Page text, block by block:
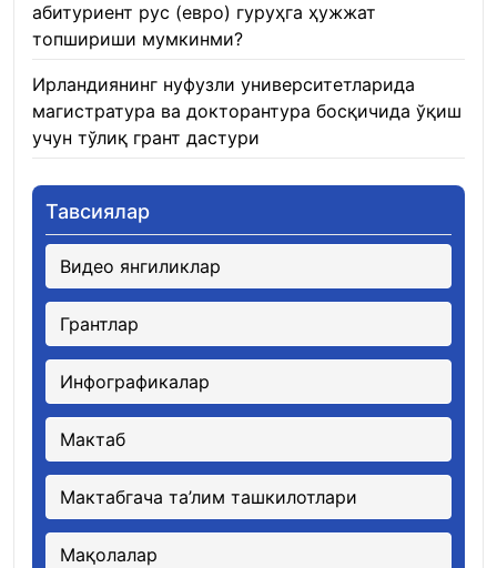
абитуриент рус (евро) гуруҳга ҳужжат
топшириши мумкинми?
Ирландиянинг нуфузли университетларида
магистратура ва докторантура босқичида ўқиш
учун тўлиқ грант дастури
Тавсиялар
Видео янгиликлар
Грантлар
Инфографикалар
Мактаб
Мактабгача та’лим ташкилотлари
Мақолалар